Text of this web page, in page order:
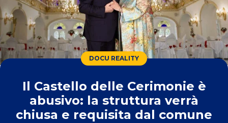
DOCU REALITY
Il Castello delle Cerimonie è
abusivo: la struttura verrà
chiusa e requisita dal comune